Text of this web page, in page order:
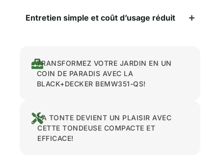
Entretien simple et coût d’usage réduit
TRANSFORMEZ VOTRE JARDIN EN UN
COIN DE PARADIS AVEC LA
BLACK+DECKER BEMW351-QS!
LA TONTE DEVIENT UN PLAISIR AVEC
CETTE TONDEUSE COMPACTE ET
EFFICACE!